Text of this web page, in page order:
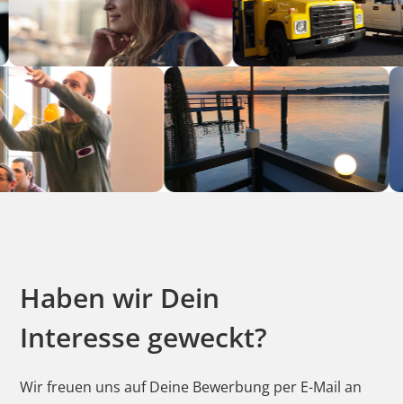
Haben wir Dein
Interesse geweckt?
Wir freuen uns auf Deine Bewerbung per E-Mail an